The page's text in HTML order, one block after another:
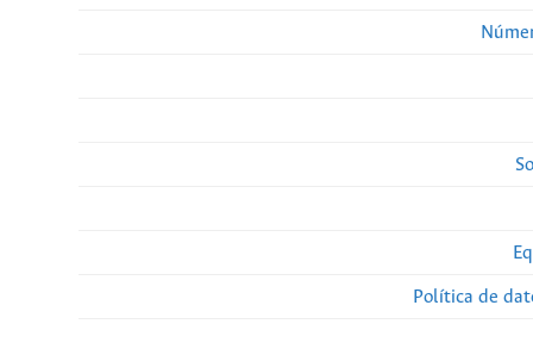
Política de